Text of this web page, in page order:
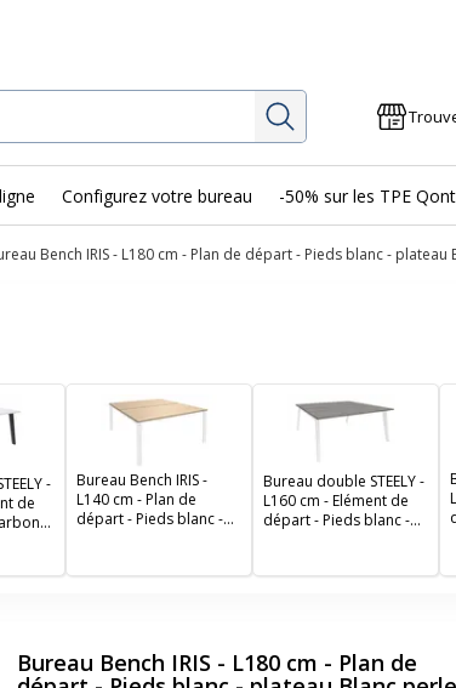
Rechercher
Configurez votre bureau -50% sur les TPE
Bench IRIS - L180 cm - Plan de départ - Pieds blanc - plateau
-
de
Bureau Bench IRIS -
L140 cm - Plan de
départ - Pieds blanc -
Bureau double STEELY -
L160 cm - Elément de
départ - Pieds blanc -
Bureau Bench IRIS - L180 cm - Plan de